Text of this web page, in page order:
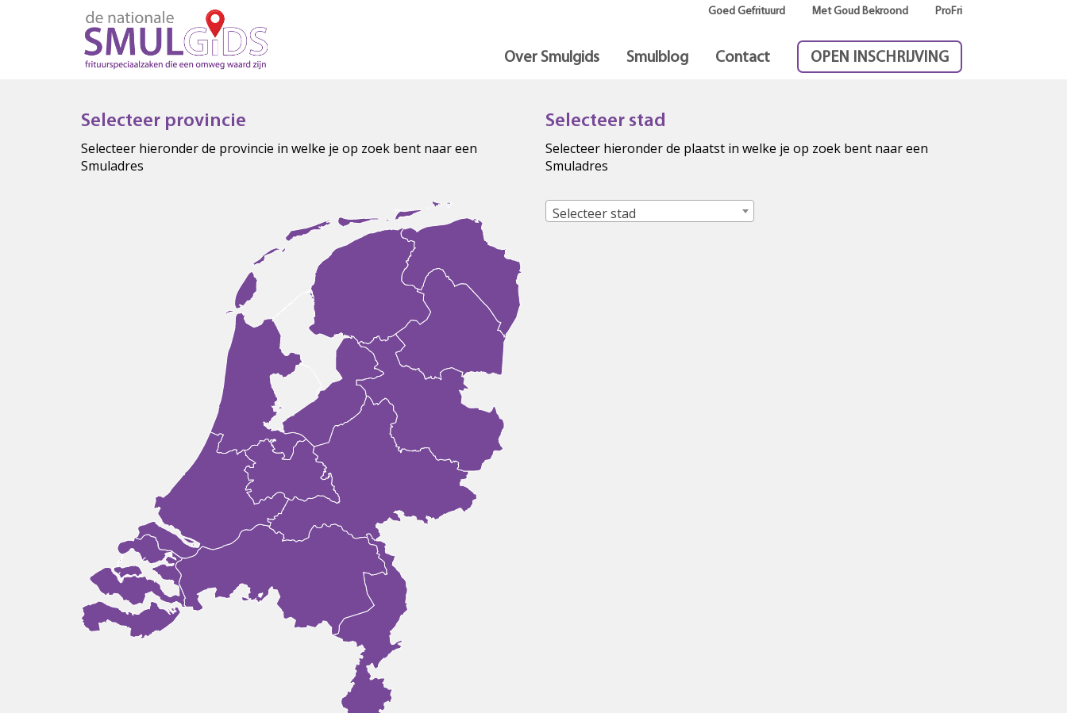
Goed Gefrituurd Met Goud Bekroond ProFri
Over Smulgids Smulblog Contact OPEN INSCHRIJVING
Selecteer provincie
Selecteer hieronder de provincie in welke je op zoek bent naar een
Smuladres
Selecteer stad
Selecteer hieronder de plaatst in welke je op zoek bent naar een
Smuladres
Selecteer stad